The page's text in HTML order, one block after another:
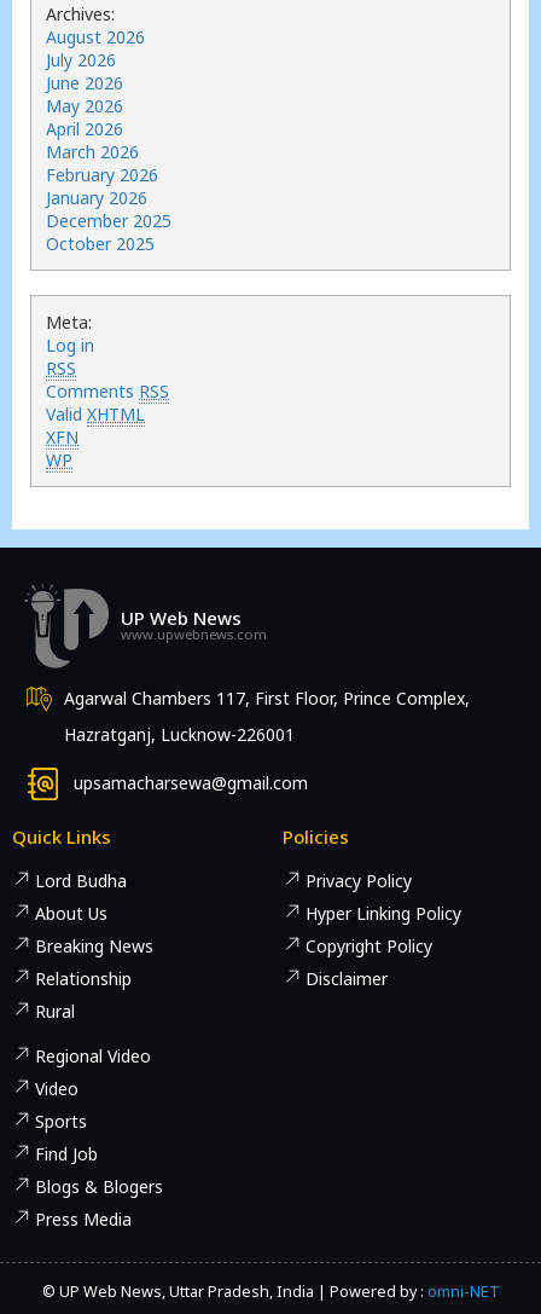
Archives:
August 2026
July 2026
June 2026
May 2026
April 2026
March 2026
February 2026
January 2026
December 2025
October 2025
Meta:
Log in
RSS
Comments RSS
Valid XHTML
XFN
WP
UP Web News
www.upwebnews.com
Agarwal Chambers 117, First Floor, Prince Complex,
Hazratganj, Lucknow-226001
upsamacharsewa@gmail.com
Quick Links
Lord Budha
About Us
Breaking News
Relationship
Rural
Regional Video
Video
Sports
Find Job
Blogs & Blogers
Press Media
Policies
Privacy Policy
Hyper Linking Policy
Copyright Policy
Disclaimer
© UP Web News, Uttar Pradesh, India | Powered by : omni-NET